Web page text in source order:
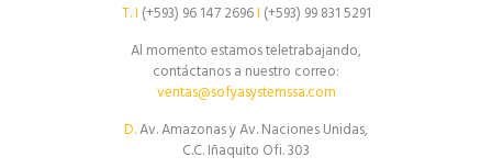
T.I (+593) 96 147 2696I (+593) 99 831 5291
Al momento estamos teletrabajando,
contáctanos a nuestro correo:
ventas@sofyasystemssa.com
D.Av. Amazonas y Av. Naciones Unidas,
C.C. Iñaquito Ofi. 303